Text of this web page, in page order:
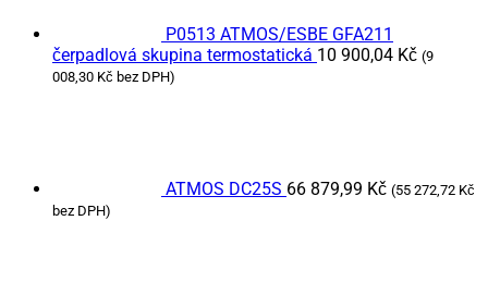
P0513 ATMOS/ESBE GFA211
čerpadlová skupina termostatická 10 900,04 Kč (9
008,30 Kč bez DPH)
ATMOS DC25S 66 879,99 Kč (55 272,72 Kč
bez DPH)